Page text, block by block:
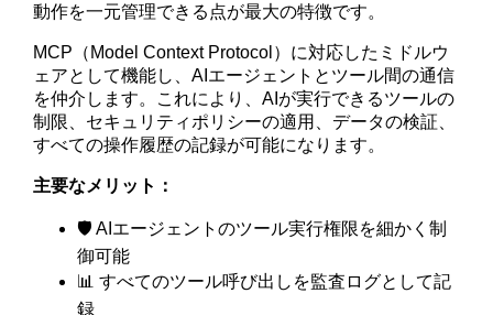
動作を一元管理できる点が最大の特徴です。
MCP（Model Context Protocol）に対応したミドルウ
ェアとして機能し、AIエージェントとツール間の通信
を仲介します。これにより、AIが実行できるツールの
制限、セキュリティポリシーの適用、データの検証、
すべての操作履歴の記録が可能になります。
主要なメリット：
🛡️ AIエージェントのツール実行権限を細かく制
御可能
📊 すべてのツール呼び出しを監査ログとして記
録